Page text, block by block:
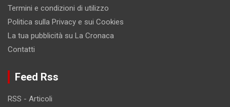
Termini e condizioni di utilizzo
Politica sulla Privacy e sui Cookies
La tua pubblicità su La Cronaca
Contatti
Feed Rss
RSS - Articoli